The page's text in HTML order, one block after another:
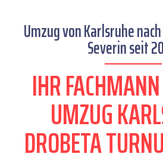
Umzug von Karlsruhe
Severin seit
IHR
UMZUG
DROBETA